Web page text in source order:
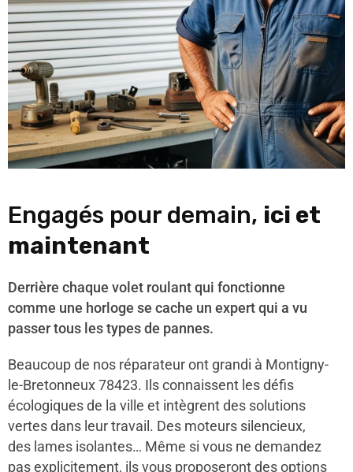
Engagés pour demain, ici et
maintenant
Derrière chaque volet roulant qui fonctionne
comme une horloge se cache un expert qui a vu
passer tous les types de pannes.
Beaucoup de nos réparateur ont grandi à Montigny-
le-Bretonneux 78423. Ils connaissent les défis
écologiques de la ville et intègrent des solutions
vertes dans leur travail. Des moteurs silencieux,
des lames isolantes… Même si vous ne demandez
pas explicitement, ils vous proposeront des options